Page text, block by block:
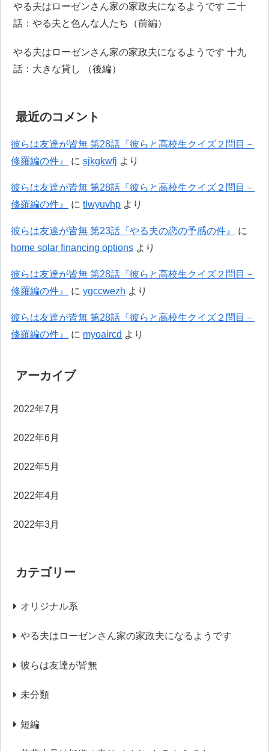
やる夫はローゼンさん家の家政夫になるようです 二十
話：やる夫と色んな人たち（前編）
やる夫はローゼンさん家の家政夫になるようです 十九
話：大きな貸し （後編）
最近のコメント
彼らは友達が皆無 第28話『彼らと高校生クイズ２問目－
修羅編の件』
にsjkgkwfj より
彼らは友達が皆無 第28話『彼らと高校生クイズ２問目－
修羅編の件』
にtlwyuvhp より
彼らは友達が皆無 第23話『やる夫の恋の予感の件』
に
home solar financing options より
彼らは友達が皆無 第28話『彼らと高校生クイズ２問目－
修羅編の件』
にygccwezh より
彼らは友達が皆無 第28話『彼らと高校生クイズ２問目－
修羅編の件』
に myoaircd より
アーカイブ
2022年7月
2022年6月
2022年5月
2022年4月
2022年3月
カテゴリー
オリジナル系
やる夫はローゼンさん家の家政夫になるようです
彼らは友達が皆無
未分類
短編